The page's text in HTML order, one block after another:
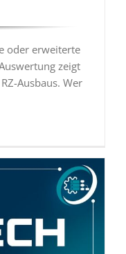
oder erweiterte
zeigt
Ausbaus. Wer